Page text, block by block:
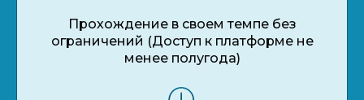
Прохождение в своем темпе без
ограничений (Доступ к платформе не
менее полугода)